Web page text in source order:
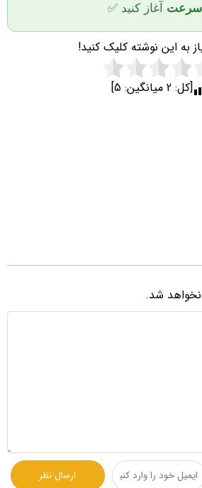
سرعت آغاز کنید ✅
به این نوشته کلیک کنید!
[کل:2 میانگین: 5
]
شد.